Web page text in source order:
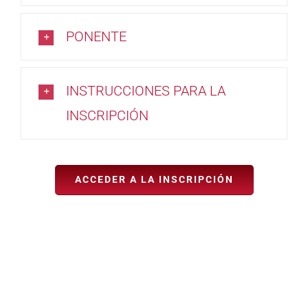
PONENTE
INSTRUCCIONES PARA LA
INSCRIPCIÓN
ACCEDER A LA INSCRIPCIÓN